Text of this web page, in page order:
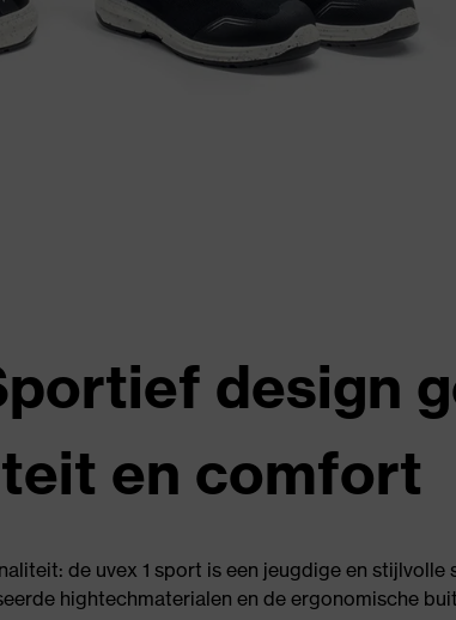
design
en comfort
de uvex 1 sport is een jeugdige en
hightechmaterialen en de ergonomische